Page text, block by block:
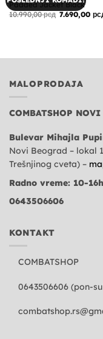
Padded Jacket Black
10.990,00рсд Originalna
7.690,00
MALOPRODAJA
COMBATSHOP NOVI
Bulevar Mihajla
Novi Beograd – lokal
Trešnjinog cveta) –
Radno vreme: 10-
0643506606
KONTAKT
COMBATSHOP
0643506606 (pon-